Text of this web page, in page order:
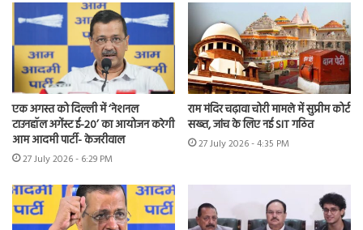
एक अगस्त को दिल्ली में ‘नेशनल
टाउनहॉल अगेंस्ट ई-20’ का आयोजन करेगी
आम आदमी पार्टी- केजरीवाल
27 July 2026 - 6:29 PM
राम मंदिर चढ़ावा चोरी मामले में सुप्रीम कोर्ट
सख्त, जांच के लिए नई SIT गठित
27 July 2026 - 4:35 PM